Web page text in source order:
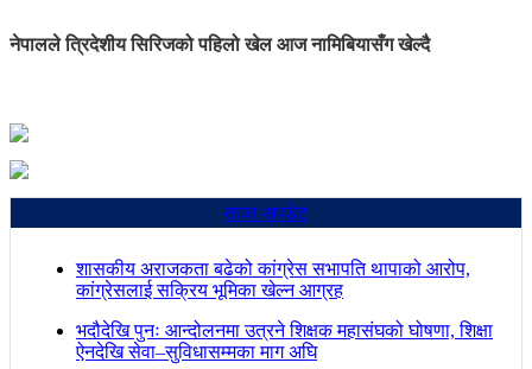
नेपालले त्रिदेशीय सिरिजको पहिलो खेल आज नामिबियासँग खेल्दै
ताजा अपडेट
शासकीय अराजकता बढेको कांग्रेस सभापति थापाको आरोप,
कांग्रेसलाई सक्रिय भूमिका खेल्न आग्रह
भदौदेखि पुनः आन्दोलनमा उत्रने शिक्षक महासंघको घोषणा, शिक्षा
ऐनदेखि सेवा–सुविधासम्मका माग अघि